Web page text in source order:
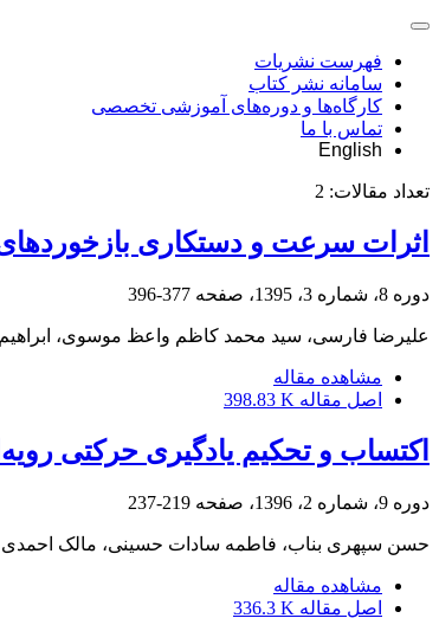
فهرست نشریات
سامانه نشر کتاب
کارگاه‌ها و دوره‌های آموزشی تخصصی
تماس با ما
English
تعداد مقالات: 2
اثرات سرعت و دستکاری
دوره 8، شماره 3، 1395، صفحه 377-396
علیرضا فارسی، سید محمد کاظم واعظ موسوی،
مشاهده مقاله
اصل مقاله 398.83 K
اکتساب و تحکیم یادگیری حرکتی
دوره 9، شماره 2، 1396، صفحه 219-237
حسن سپهری بناب، فاطمه سادات حسینی، مالک احمدی
مشاهده مقاله
اصل مقاله 336.3 K